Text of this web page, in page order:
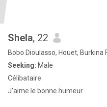
Shela, 22
Bobo Dioulasso, Houet, Burkina
Seeking: Male
Célibataire
J'aime le bonne humeur